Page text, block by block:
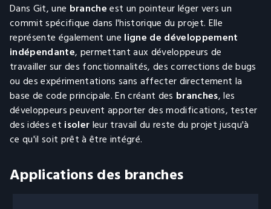
Dans Git, une brancheest un pointeur léger vers un
commit spécifique dans l'historique du projet. Elle
représente également une ligne de développement
indépendante, permettant aux développeurs de
travailler sur des fonctionnalités, des corrections de bugs
ou des expérimentations sans affecter directement la
base de code principale. En créant des branches, les
développeurs peuvent apporter des modifications, tester
des idées et isolerleur travail du reste du projet jusqu'à
ce qu'il soit prêt à être intégré.
Applications des branches